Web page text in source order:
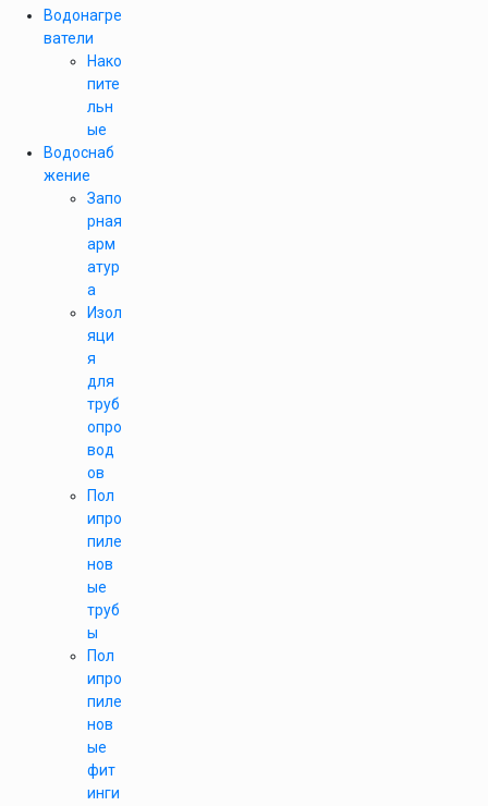
Водонагре
ватели
Нако
пите
льн
ые
Водоснаб
жение
Запо
рная
арм
атур
а
Изол
яци
я
для
труб
опро
вод
ов
Пол
ипро
пиле
нов
ые
труб
ы
Пол
ипро
пиле
нов
ые
фит
инги